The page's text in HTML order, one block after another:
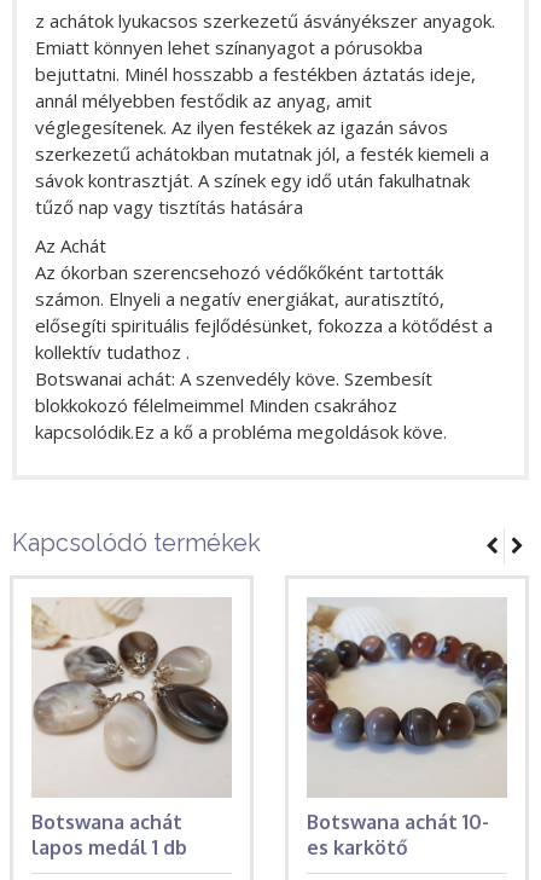
z achátok lyukacsos szerkezetű ásványékszer anyagok.
Emiatt könnyen lehet színanyagot a pórusokba
bejuttatni. Minél hosszabb a festékben áztatás ideje,
annál mélyebben festődik az anyag, amit
véglegesítenek. Az ilyen festékek az igazán sávos
szerkezetű achátokban mutatnak jól, a festék kiemeli a
sávok kontrasztját. A színek egy idő után fakulhatnak
tűző nap vagy tisztítás hatására
Az Achát
Az ókorban szerencsehozó védőkőként tartották
számon. Elnyeli a negatív energiákat, auratisztító,
elősegíti spirituális fejlődésünket, fokozza a kötődést a
kollektív tudathoz .
Botswanai achát: A szenvedély köve. Szembesít
blokkokozó félelmeimmel Minden csakrához
kapcsolódik.Ez a kő a probléma megoldások köve.
Kapcsolódó termékek
Botswana achát
lapos medál 1 db
Botswana achát 10-
es karkötő